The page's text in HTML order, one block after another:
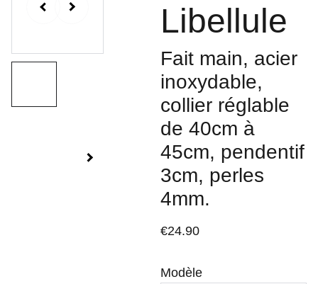
Libellule
Fait main, acier
inoxydable,
collier réglable
de 40cm à
45cm, pendentif
3cm, perles
4mm.
€24.90
Modèle